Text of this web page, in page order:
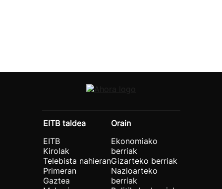
EITB taldea
EITB
Kirolak
Telebista nahieran
Primeran
Gaztea
Orain
Ekonomiako
berriak
Gizarteko berriak
Nazioarteko
berriak